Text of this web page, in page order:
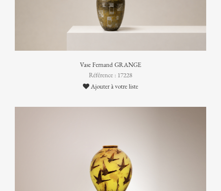
Vase Fernand GRANGE
Référence : 17228
Ajouter à votre liste